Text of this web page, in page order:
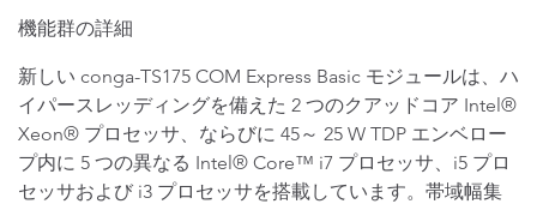
機能群の詳細
新しい conga-TS175 COM Express Basic モジュールは、ハ
イパースレッディングを備えた 2 つのクアッドコア Intel®
Xeon® プロセッサ、ならびに 45～ 25 W TDP エンベロー
プ内に 5 つの異なる Intel® Core™ i7 プロセッサ、i5 プロ
セッサおよび i3 プロセッサを搭載しています。帯域幅集